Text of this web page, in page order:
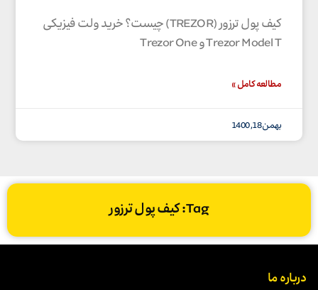
کیف پول ترزور (TREZOR) چیست؟ خرید ولت فیزیکی
Trezor Model T و Trezor One
مطالعه کامل »
بهمن 18, 1400
Tag: کیف پول ترزور
درباره ما